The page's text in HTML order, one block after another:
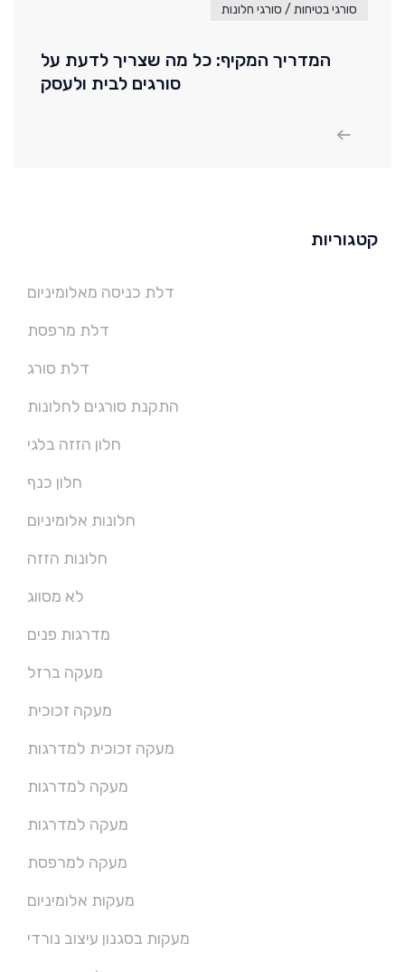
סורגי בטיחות / סורגי חלונות
המדריך המקיף: כל מה שצריך לדעת על
סורגים לבית ולעסק
קטגוריות
דלת כניסה מאלומיניום
דלת מרפסת
דלת סורג
התקנת סורגים לחלונות
חלון הזזה בלגי
חלון כנף
חלונות אלומיניום
חלונות הזזה
לא מסווג
מדרגות פנים
מעקה ברזל
מעקה זכוכית
מעקה זכוכית למדרגות
מעקה למדרגות
מעקה למדרגות
מעקה למרפסת
מעקות אלומיניום
מעקות בסגנון עיצוב נורדי